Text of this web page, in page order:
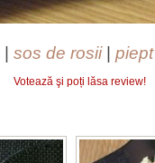
| sos de rosii|
Votează şi poți lăsa review!